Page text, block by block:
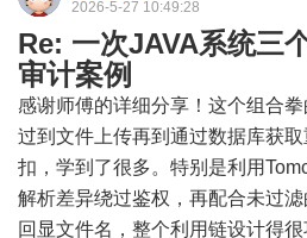
2026-5-27 10:49:28
Re: 一次JAVA系统三
审计案例
感谢师傅的详细分享！这个组合
过到文件上传再到通过数据库获
扣，学到了很多。特别是利用
解析差异绕过鉴权，再配合未过
回显文件名，整个利用链设计得